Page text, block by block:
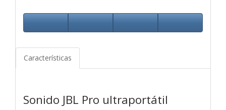
Características
Sonido JBL Pro ultraportátil